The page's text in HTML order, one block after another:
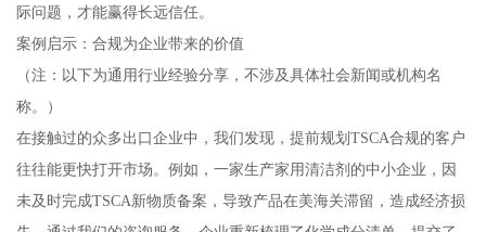
际问题，才能赢得长远信任。
案例启示：合规为企业带来的价值
（注：以下为通用行业经验分享，不涉及具体社会新闻或机构名
称。）
在接触过的众多出口企业中，我们发现，提前规划TSCA合规的客户
往往能更快打开市场。例如，一家生产家用清洁剂的中小企业，因
未及时完成TSCA新物质备案，导致产品在美海关滞留，造成经济损